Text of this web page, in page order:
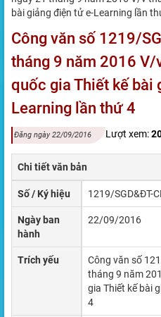
bài giảng điện tử e-Learning lần
Công văn số 1219/
tháng 9 năm 2016
quốc gia Thiết kế bài
Learning lần thứ 4
Đăng ngày 22/09/2016 Lượt xem:
Chi tiết văn bản
Số / Ký hiệu 1219/SGD&ĐT-
Ngày ban
hành
22/09/2016
Trích yếu
Công văn số
tháng 9 năm
gia Thiết kế bài
4